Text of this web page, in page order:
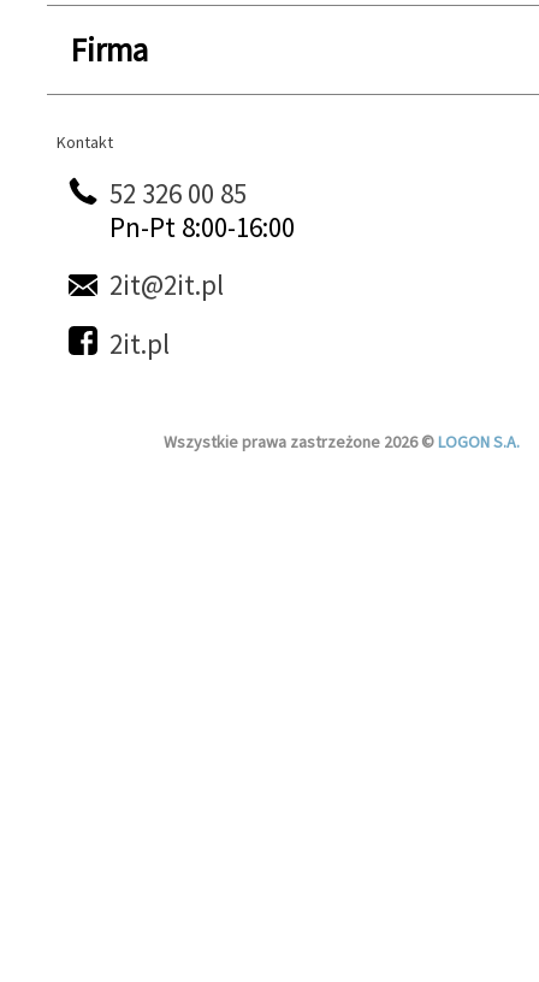
Firma
Kontakt
Kontakt
52 326 00 85
Pn-Pt 8:00-16:00
2it@2it.pl
2it.pl
Wszystkie prawa zastrzeżone 2026 ©LOGON S.A.